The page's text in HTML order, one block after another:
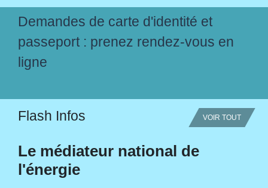
Demandes de carte d'identité et
passeport : prenez rendez-vous en
ligne
Flash Infos VOIR TOUT
Le médiateur national de
l'énergie